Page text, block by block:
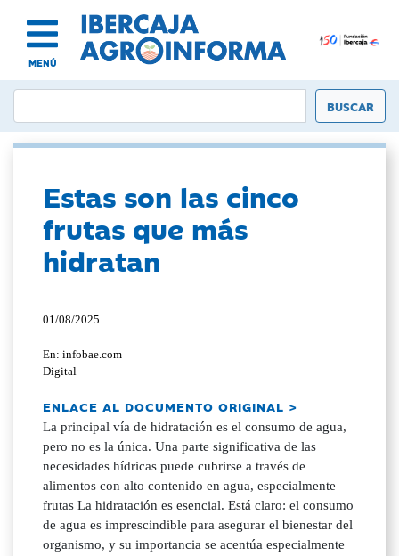
MENÚ
Estas son las cinco
frutas que más
hidratan
01/08/2025
En: infobae.com
Digital
ENLACE AL DOCUMENTO ORIGINAL >
La principal vía de hidratación es el consumo de agua,
pero no es la única. Una parte significativa de las
necesidades hídricas puede cubrirse a través de
alimentos con alto contenido en agua, especialmente
frutas La hidratación es esencial. Está claro: el consumo
de agua es imprescindible para asegurar el bienestar del
organismo, y su importancia se acentúa especialmente